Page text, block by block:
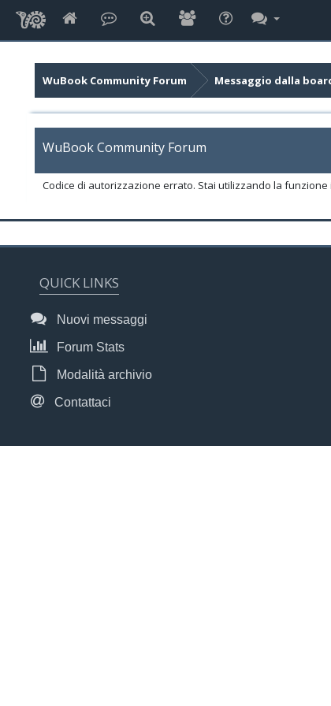
WuBook Community Forum Messaggio dalla
WuBook Community Forum
Codice di autorizzazione errato. Stai utilizzando la
QUICK LINKS
Nuovi messaggi
Forum Stats
Modalità archivio
Contattaci